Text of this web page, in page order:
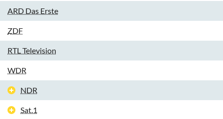
ARD Das Erste
ZDF
RTL Television
WDR
NDR
Sat.1